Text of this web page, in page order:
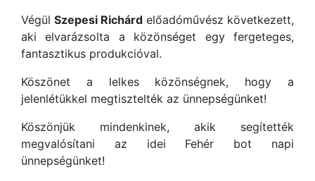
Végül Szepesi Richárd előadóművész következett,
aki elvarázsolta a közönséget egy fergeteges,
fantasztikus produkcióval.
Köszönet a lelkes közönségnek, hogy a
jelenlétükkel megtisztelték az ünnepségünket!
Köszönjük mindenkinek, akik segítették
megvalósítani az idei Fehér bot napi
ünnepségünket!